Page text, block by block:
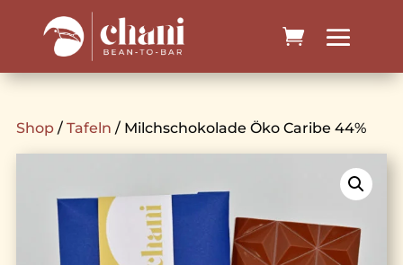
Shop/ Tafeln / Milchschokolade Öko Caribe 44%